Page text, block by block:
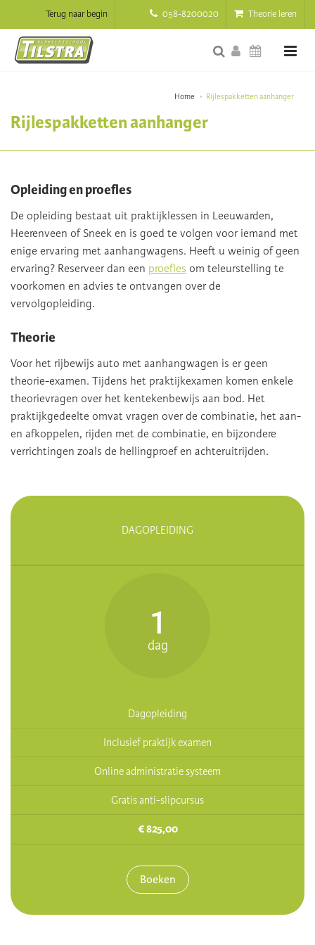
058-8200020 Theorie leren
Terug naar begin
Home Rijlespakketten aanhanger
Rijlespakketten aanhanger
Opleiding en proefles
De opleiding bestaat uit praktijklessen in Leeuwarden,
Heerenveen of Sneek en is goed te volgen voor iemand met
enige ervaring met aanhangwagens. Heeft u weinig of geen
ervaring? Reserveer dan een proefles om teleurstelling te
voorkomen en advies te ontvangen over de
vervolgopleiding.
Theorie
Voor het rijbewijs auto met aanhangwagen is er geen
theorie-examen. Tijdens het praktijkexamen komen enkele
theorievragen over het kentekenbewijs aan bod. Het
praktijkgedeelte omvat vragen over de combinatie, het aan-
en afkoppelen, rijden met de combinatie, en bijzondere
verrichtingen zoals de hellingproef en achteruitrijden.
DAGOPLEIDING
1
dag
Dagopleiding
Inclusief praktijk examen
Online administratie systeem
Gratis anti-slipcursus
€ 825,00
Boeken